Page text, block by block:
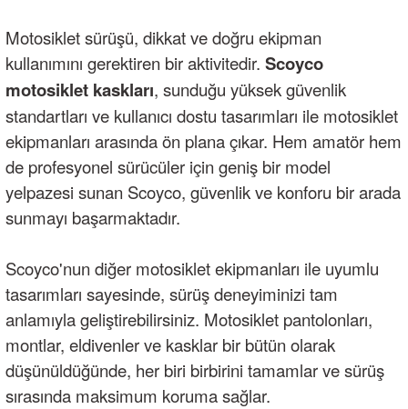
Motosiklet sürüşü, dikkat ve doğru ekipman
kullanımını gerektiren bir aktivitedir. Scoyco
motosiklet kaskları, sunduğu yüksek güvenlik
standartları ve kullanıcı dostu tasarımları ile motosiklet
ekipmanları arasında ön plana çıkar. Hem amatör hem
de profesyonel sürücüler için geniş bir model
yelpazesi sunan Scoyco, güvenlik ve konforu bir arada
sunmayı başarmaktadır.
Scoyco'nun diğer motosiklet ekipmanları ile uyumlu
tasarımları sayesinde, sürüş deneyiminizi tam
anlamıyla geliştirebilirsiniz. Motosiklet pantolonları,
montlar, eldivenler ve kasklar bir bütün olarak
düşünüldüğünde, her biri birbirini tamamlar ve sürüş
sırasında maksimum koruma sağlar.